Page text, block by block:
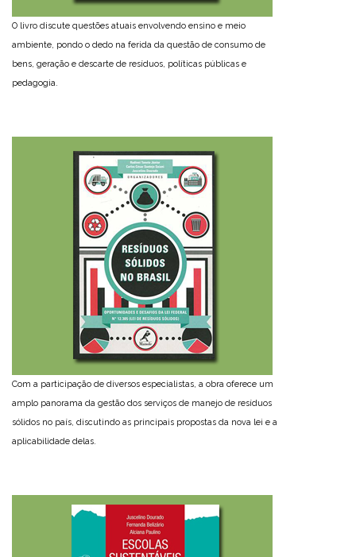
O livro discute questões atuais envolvendo ensino e meio
ambiente, pondo o dedo na ferida da questão de consumo de
bens, geração e descarte de resíduos, políticas públicas e
pedagogia.
Com a participação de diversos especialistas, a obra oferece um
amplo panorama da gestão dos serviços de manejo de resíduos
sólidos no país, discutindo as principais propostas da nova lei e a
aplicabilidade delas.